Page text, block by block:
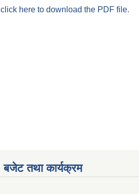
click here to download the PDF file.
बजेट तथा कार्यक्रम